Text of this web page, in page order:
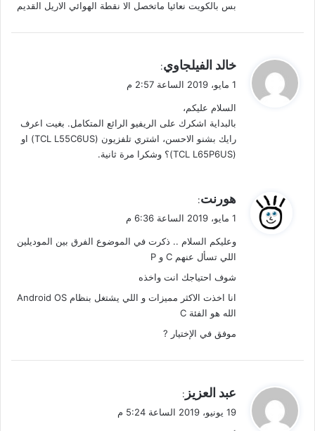
بس بالكويت نعائيا ماتخصل الا نقطة الهوائي الاريل القديم
ي
ق
ل
خالد الفيلجاوي:
1 مايو، 2019 الساعة 2:57 م
السلام عليكم،
بالبداية اشكرك على الريفيو الرائع المتكامل. بغيت اعرف
رايك بشنو الاحسن، اشتري تلفزيون (TCL L55C6US) او
(TCL L65P6US)؟ وشكرا مرة ثانية.
ي
ق
ل
هورنت:
1 مايو، 2019 الساعة 6:36 م
وعليكم السلام .. ذكرت في الموضوع الفرق بين الموديلين
اللي تسأل عنهم C و P
شوف احتياجك انت واخذه
انا اخذت الاكثر مميزات و اللي يشتغل بنظام Android OS
الله هو الفئة C
موفق في الإختيار ?
ي
ق
عبد العزيز :
19 يونيو، 2019 الساعة 5:24 م